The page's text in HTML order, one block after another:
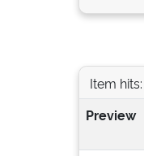
Item hits:
Preview